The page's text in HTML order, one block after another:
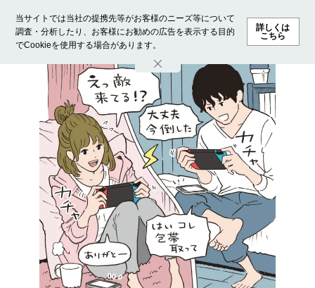
当サイトでは当社の提携先等がお客様のニーズ等について
調査・分析したり、お客様にお勧めの広告を表示する目的
でCookieを使用する場合があります。
詳しくは
こちら
ホーム モデル募集 ランキング ファッション ビューテ